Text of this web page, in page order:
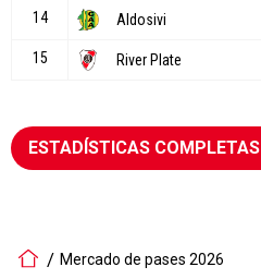
ESTADÍSTICAS COMPLETAS
Mercado de pases 2026